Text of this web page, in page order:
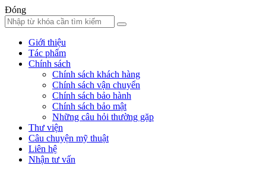
Đóng
Giới thiệu
Tác phẩm
Chính sách
Chính sách khách hàng
Chính sách vận chuyển
Chính sách bảo hành
Chính sách bảo mật
Những câu hỏi thường gặp
Thư viện
Câu chuyện mỹ thuật
Liên hệ
Nhận tư vấn